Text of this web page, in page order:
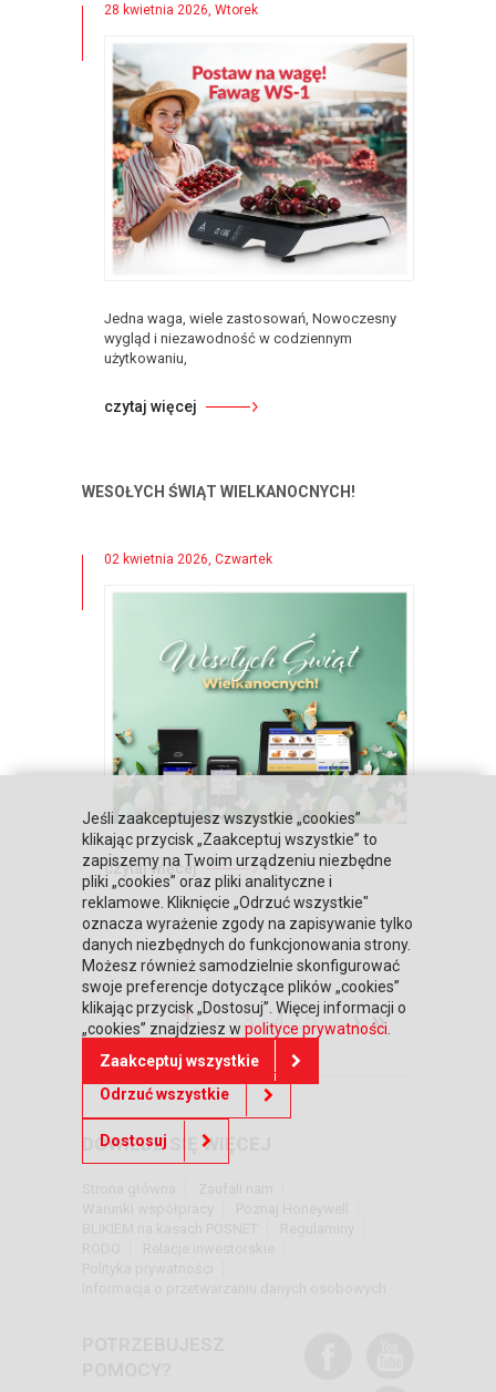
28 kwietnia 2026, Wtorek
Jedna waga, wiele zastosowań, Nowoczesny
wygląd i niezawodność w codziennym
użytkowaniu,
czytaj więcej
WESOŁYCH ŚWIĄT WIELKANOCNYCH!
02 kwietnia 2026, Czwartek
czytaj więcej
1 2 3 4 5 ›»
DOWIEDZ SIĘ WIĘCEJ
Jeśli zaakceptujesz wszystkie „cookies”
klikając przycisk „Zaakceptuj wszystkie” to
zapiszemy na Twoim urządzeniu niezbędne
pliki „cookies” oraz pliki analityczne i
reklamowe. Kliknięcie „Odrzuć wszystkie"
oznacza wyrażenie zgody na zapisywanie tylko
danych niezbędnych do funkcjonowania strony.
Możesz również samodzielnie skonfigurować
swoje preferencje dotyczące plików „cookies”
klikając przycisk „Dostosuj”. Więcej informacji o
„cookies” znajdziesz w polityce prywatności
Zaakceptuj wszystkie
Odrzuć wszystkie
Dostosuj